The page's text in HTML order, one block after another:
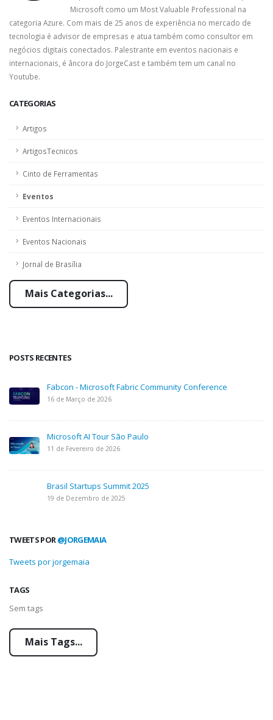
CATEGORIAS
Artigos
ArtigosTecnicos
Cinto de Ferramentas
Eventos
Eventos Internacionais
Eventos Nacionais
Jornal de Brasília
Mais Categorias...
POSTS RECENTES
Fabcon - Microsoft Fabric Community Conference
16 de Março de 2026
Microsoft AI Tour São Paulo
11 de Fevereiro de 2026
Brasil Startups Summit 2025
19 de Dezembro de 2025
TWEETS POR@JORGEMAIA
Tweets por jorgemaia
TAGS
Sem tags
Mais Tags...
Microsoft como um Most Valuable Professional na
categoria Azure. Com mais de 25 anos de experiência no mercado de
tecnologia é advisor de empresas e atua também como consultor em
negócios digitais conectados. Palestrante em eventos nacionais e
internacionais, é âncora do JorgeCast e também tem um canal no
Youtube.